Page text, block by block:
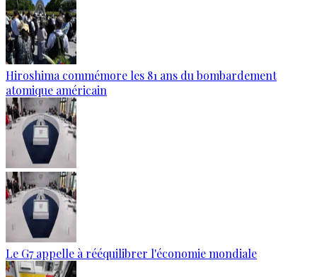
Hiroshima commémore les 81 ans du bombardement
atomique américain
Le G7 appelle à rééquilibrer l'économie mondiale